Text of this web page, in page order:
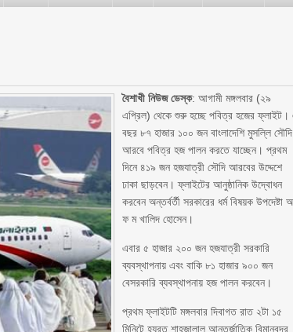
বৈশাখী নিউজ ডেস্ক: আগামী মঙ্গলবার (২৯
এপ্রিল) থেকে শুরু হচ্ছে পবিত্র হজের
বছর ৮৭ হাজার ১০০ জন বাংলাদেশি মুসল্লি সৌদি
আরবে পবিত্র হজ পালন করতে যাচ্ছেন। প্রথম
দিনে ৪১৯ জন হজযাত্রী সৌদি আরবের উদ্দেশে
ঢাকা ছাড়বেন। ফ্লাইটের আনুষ্ঠানিক উদ্বোধন
করবেন অন্তর্বর্তী সরকারের ধর্ম বিষয়ক উপদেষ্টা
ফ ম খালিদ হোসেন।
এবার ৫ হাজার ২০০ জন হজযাত্রী সরকারি
ব্যবস্থাপনায় এবং বাকি ৮১ হাজার ৯০০ জন
বেসরকারি ব্যবস্থাপনায় হজ পালন করবেন।
প্রথম ফ্লাইটটি মঙ্গলবার দিবাগত রাত ২টা ১৫
মিনিটে হযরত শাহজালাল আন্তর্জাতিক বিমানবন্দর